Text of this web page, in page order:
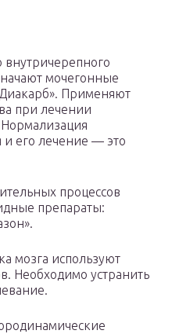
мочегонные
Применяют
при лечении
и его лечение — это
процессов
препараты:
мозга используют
Необходимо устранить